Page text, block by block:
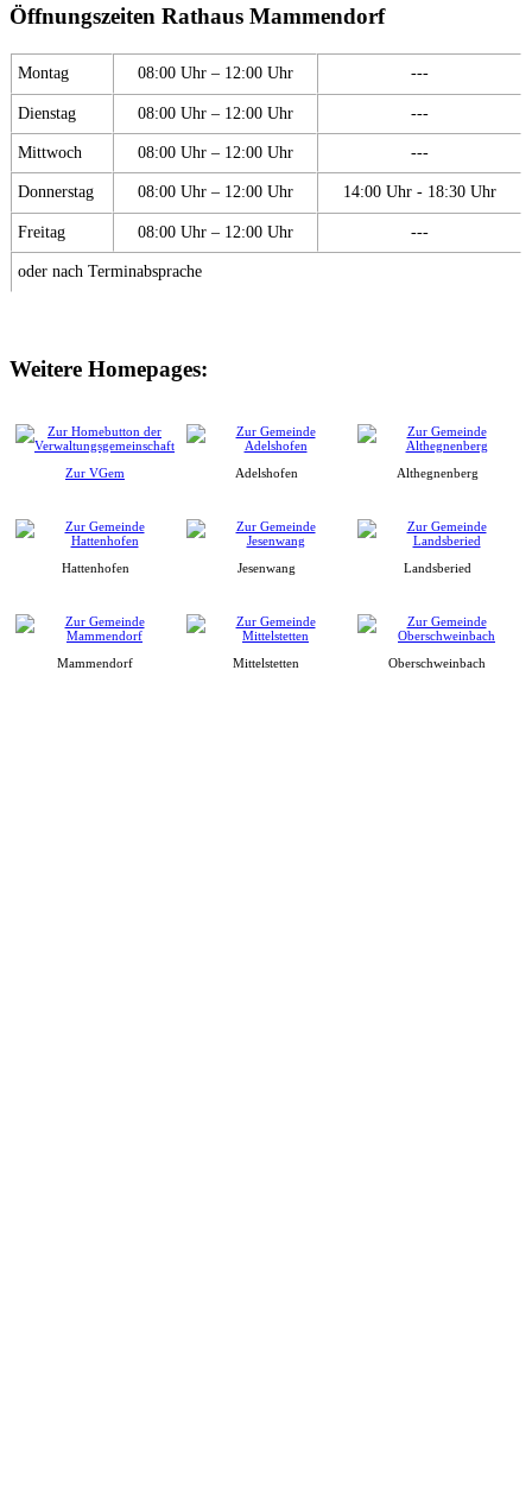
Öffnungszeiten Rathaus Mammendorf
Montag 08:00 Uhr – 12:00 Uhr ---
Dienstag 08:00 Uhr – 12:00 Uhr ---
Mittwoch 08:00 Uhr – 12:00 Uhr ---
Donnerstag 08:00 Uhr – 12:00 Uhr 14:00 Uhr - 18:30 Uhr
Freitag 08:00 Uhr – 12:00 Uhr ---
oder nach Terminabsprache
Weitere Homepages:
Zur VGem Adelshofen Althegnenberg
Hattenhofen Jesenwang Landsberied
Mammendorf Mittelstetten Oberschweinbach